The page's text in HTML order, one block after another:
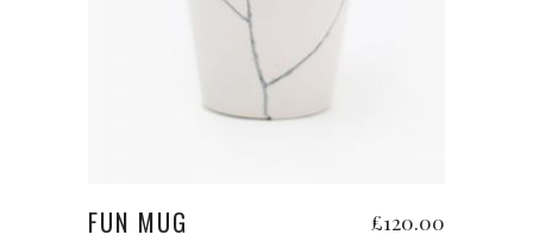
FUN MUG £120.00